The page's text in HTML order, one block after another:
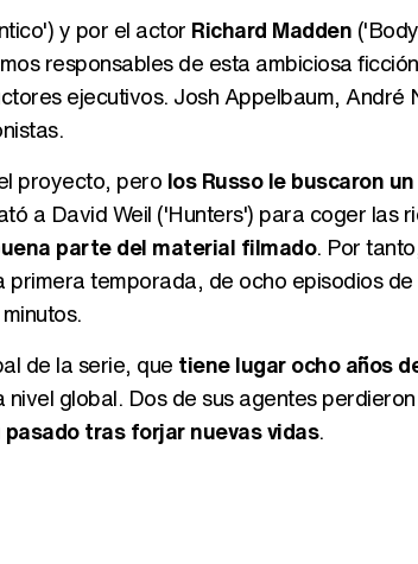
y por el actor Richard Madden
responsables de esta ambiciosa
ejecutivos. Josh Appelbaum, André
proyecto, pero los Russo le buscaron
a David Weil ('Hunters') para coger las
parte del material filmado. Por
temporada, de ocho episodios
de la serie, que tiene lugar ocho años
global. Dos de sus agentes
tras forjar nuevas vidas.